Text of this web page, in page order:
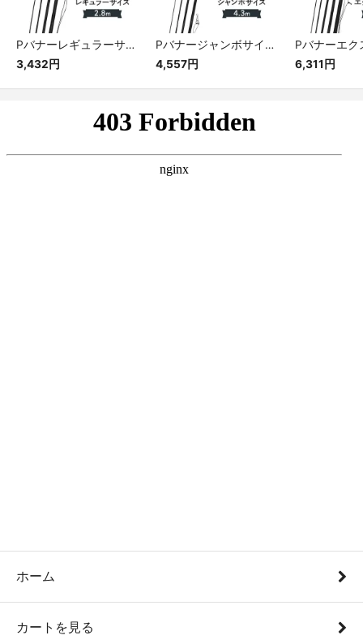
Pバナーレギュラーサイズ専用ポール
3,432円
Pバナージャンボサイズ専用ポール
4,557円
6,311円
ホーム
カートを見る